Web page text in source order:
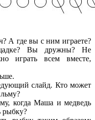
А где вы с ним играете?
Вы дружны? Не
играть всем вместе,
слайд. Кто может
когда Маша и медведь
рыбку?